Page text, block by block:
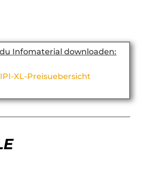
Infomaterial downloaden:
XL-Preisuebersicht